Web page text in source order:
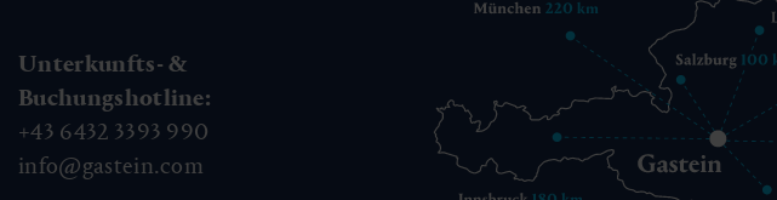
Unterkunfts- &
Buchungshotline:
+43 6432 3393 990
info@gastein.com